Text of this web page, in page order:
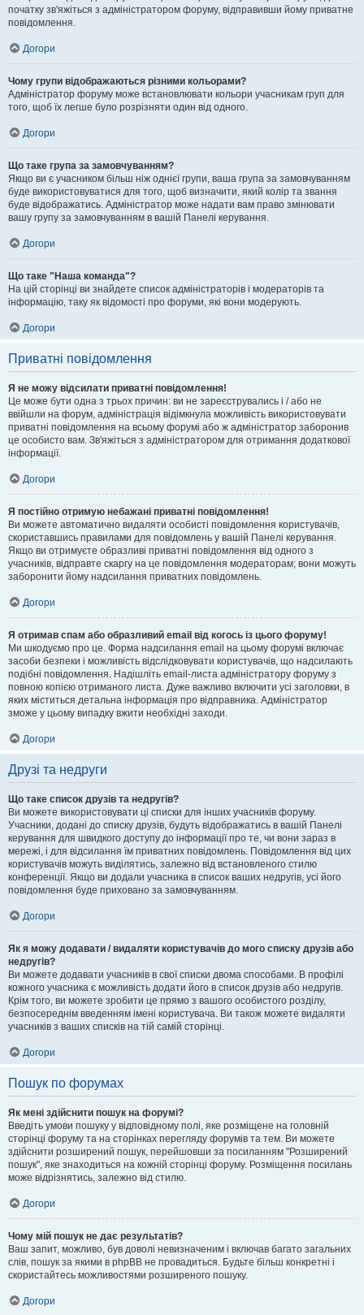
початку зв'яжіться з адміністратором форуму, відправивши йому приватне
повідомлення.
Догори
Чому групи відображаються різними кольорами?
Адміністратор форуму може встановлювати кольори учасникам груп для
того, щоб їх легше було розрізняти один від одного.
Догори
Що таке група за замовчуванням?
Якщо ви є учасником більш ніж однієї групи, ваша група за замовчуванням
буде використовуватися для того, щоб визначити, який колір та звання
буде відображатись. Адміністратор може надати вам право змінювати
вашу групу за замовчуванням в вашій Панелі керування.
Догори
Що таке "Наша команда"?
На цій сторінці ви знайдете список адміністраторів і модераторів та
інформацію, таку як відомості про форуми, які вони модерують.
Догори
Приватні повідомлення
Я не можу відсилати приватні повідомлення!
Це може бути одна з трьох причин: ви не зареєструвались і / або не
ввійшли на форум, адміністрація відімкнула можливість використовувати
приватні повідомлення на всьому форумі або ж адміністратор заборонив
це особисто вам. Зв'яжіться з адміністратором для отримання додаткової
інформації.
Догори
Я постійно отримую небажані приватні повідомлення!
Ви можете автоматично видаляти особисті повідомлення користувачів,
скориставшись правилами для повідомлень у вашій Панелі керування.
Якщо ви отримуєте образливі приватні повідомлення від одного з
учасників, відправте скаргу на це повідомлення модераторам; вони можуть
заборонити йому надсилання приватних повідомлень.
Догори
Я отримав спам або образливий email від когось із цього форуму!
Ми шкодуємо про це. Форма надсилання email на цьому форумі включає
засоби безпеки і можливість відслідковувати користувачів, що надсилають
подібні повідомлення. Надішліть email-листа адміністратору форуму з
повною копією отриманого листа. Дуже важливо включити усі заголовки, в
яких міститься детальна інформація про відправника. Адміністратор
зможе у цьому випадку вжити необхідні заходи.
Догори
Друзі та недруги
Що таке список друзів та недругів?
Ви можете використовувати ці списки для інших учасників форуму.
Учасники, додані до списку друзів, будуть відображатись в вашій Панелі
керування для швидкого доступу до інформації про те, чи вони зараз в
мережі, і для відсилання їм приватних повідомлень. Повідомлення від цих
користувачів можуть виділятись, залежно від встановленого стилю
конференції. Якщо ви додали учасника в список ваших недругів, усі його
повідомлення буде приховано за замовчуванням.
Догори
Як я можу додавати / видаляти користувачів до мого списку друзів або
недругів?
Ви можете додавати учасників в свої списки двома способами. В профілі
кожного учасника є можливість додати його в список друзів або недругів.
Крім того, ви можете зробити це прямо з вашого особистого розділу,
безпосереднім введенням імені користувача. Ви також можете видаляти
учасників з ваших списків на тій самій сторінці.
Догори
Пошук по форумах
Як мені здійснити пошук на форумі?
Введіть умови пошуку у відповідному полі, яке розміщене на головній
сторінці форуму та на сторінках перегляду форумів та тем. Ви можете
здійснити розширений пошук, перейшовши за посиланням "Розширений
пошук", яке знаходиться на кожній сторінці форуму. Розміщення посилань
може відрізнятись, залежно від стилю.
Догори
Чому мій пошук не дає результатів?
Ваш запит, можливо, був доволі невизначеним і включав багато загальних
слів, пошук за якими в phpBB не провадиться. Будьте більш конкретні і
скористайтесь можливостями розширеного пошуку.
Догори